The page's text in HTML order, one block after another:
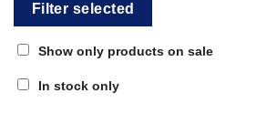
Filter selected
Show only products on sale
In stock only